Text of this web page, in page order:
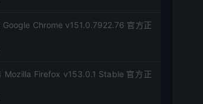
Google Chrome v151.0.7922.76 官方正
Mozilla Firefox v153.0.1 Stable 官方正